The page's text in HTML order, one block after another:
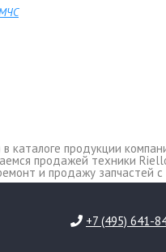
продукции
продажей техники
и продажу запчастей
+7 (495) 641-